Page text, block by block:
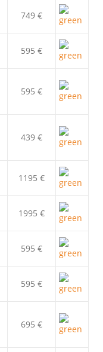
749 €
595 €
595 €
439 €
1195 €
1995 €
595 €
595 €
695 €